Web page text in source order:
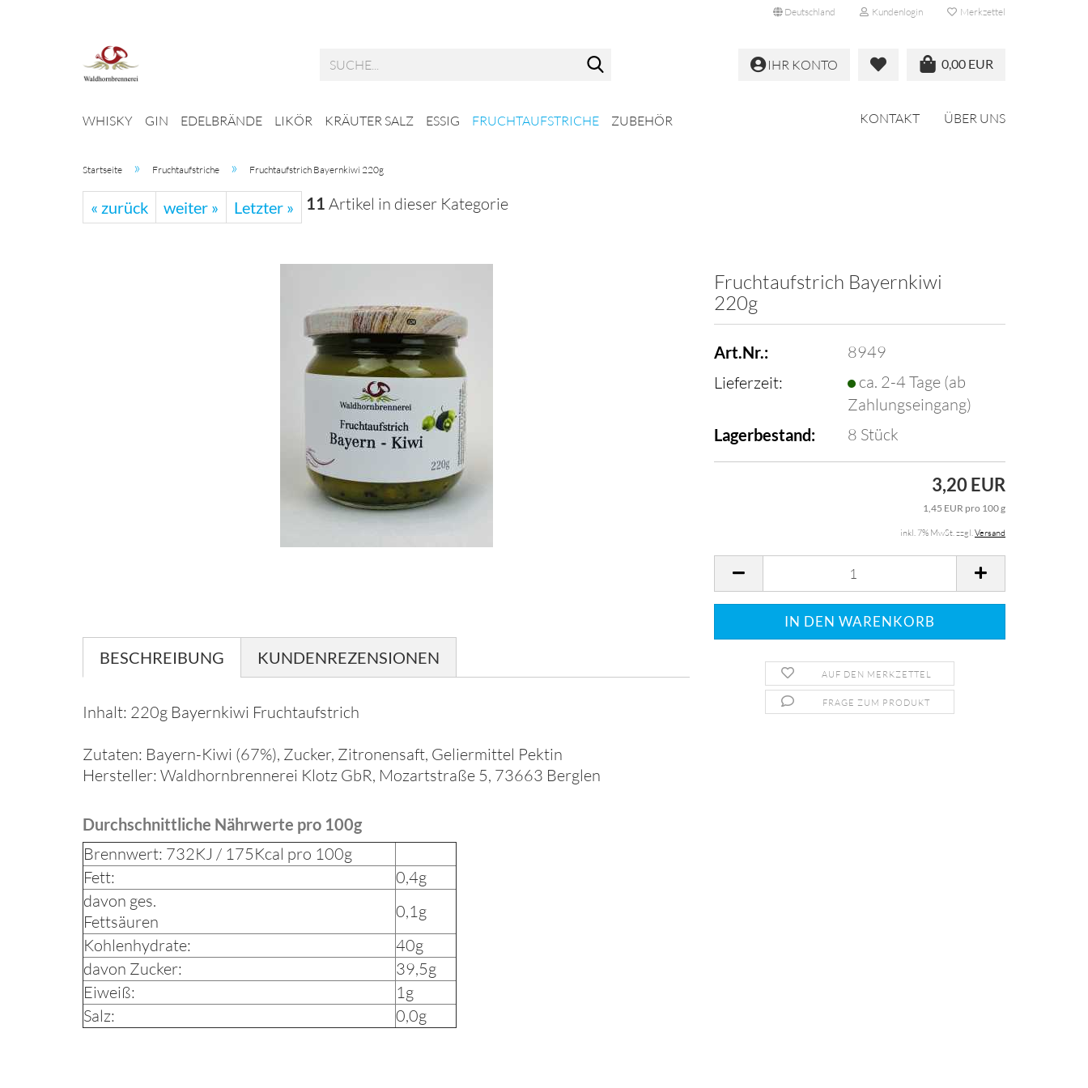
Deutschland Kundenlogin Merkzettel
0,00 EUR
IHR KONTO
WHISKY GIN EDELBRÄNDE LIKÖR KRÄUTER SALZ ESSIG FRUCHTAUFSTRICHE ZUBEHÖR KONTAKT ÜBER UNS
Startseite » Fruchtaufstriche » Fruchtaufstrich Bayernkiwi 220g
« zurück weiter » Letzter » 11 Artikel in dieser Kategorie
Fruchtaufstrich Bayernkiwi
220g
Art.Nr.:
8949
Lieferzeit:
ca. 2-4 Tage (ab
Zahlungseingang)
Lagerbestand: 8 Stück
3,20 EUR
1,45 EUR pro 100 g
inkl. 7% MwSt. zzgl.Versand
AUF DEN MERKZETTEL
FRAGE ZUM PRODUKT
BESCHREIBUNG KUNDENREZENSIONEN
Inhalt: 220g Bayernkiwi Fruchtaufstrich
Zutaten: Bayern-Kiwi (67%), Zucker, Zitronensaft, Geliermittel Pektin
Hersteller: Waldhornbrennerei Klotz GbR, Mozartstraße 5, 73663 Berglen
Durchschnittliche Nährwerte pro 100g
Brennwert: 732KJ / 175Kcal pro 100g
Fett:
0,4g
davon ges.
Fettsäuren
0,1g
Kohlenhydrate: 40g
davon Zucker:
39,5g
Eiweiß:
1g
Salz:
0,0g